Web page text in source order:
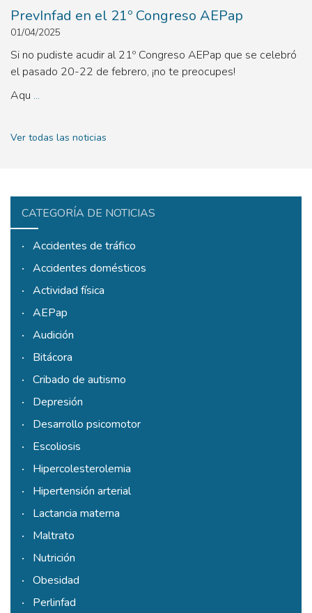
PrevInfad en el 21º Congreso AEPap
01/04/2025
Si no pudiste acudir al 21º Congreso AEPap que se celebró
el pasado 20-22 de febrero, ¡no te preocupes!
Aqu ...
Ver todas las noticias
CATEGORÍA DE NOTICIAS
Accidentes de tráfico
Accidentes domésticos
Actividad física
AEPap
Audición
Bitácora
Cribado de autismo
Depresión
Desarrollo psicomotor
Escoliosis
Hipercolesterolemia
Hipertensión arterial
Lactancia materna
Maltrato
Nutrición
Obesidad
Perlinfad